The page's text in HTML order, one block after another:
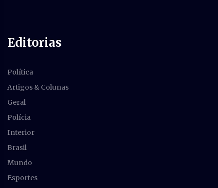
Editorias
Política
Artigos & Colunas
Geral
Polícia
Interior
Brasil
Mundo
Esportes